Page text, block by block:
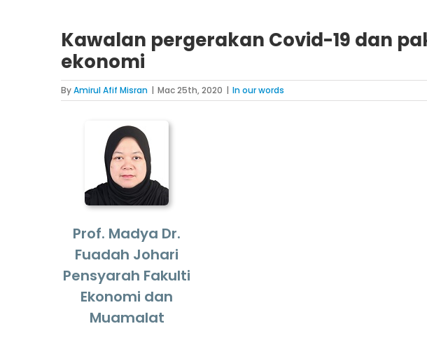
Kawalan pergerakan Covid-19 dan
ekonomi
ByAmirul Afif Misran | Mac 25th, 2020 | In our words
Prof. Madya Dr.
Fuadah Johari
Pensyarah Fakulti
Ekonomi dan
Muamalat